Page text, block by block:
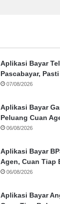
Aplikasi Bayar
Pascabayar,
07/08/2026
Aplikasi Bayar
Peluang Cuan
06/08/2026
Aplikasi Bayar
Agen, Cuan Tiap
06/08/2026
Aplikasi Bayar